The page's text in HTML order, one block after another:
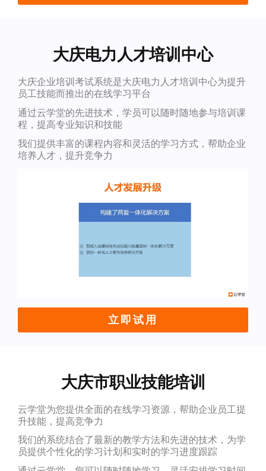
大庆电力人才培训中心
大庆企业培训考试系统是大庆电力人才培训中心为提升
员工技能而推出的在线学习平台
通过云学堂的先进技术，学员可以随时随地参与培训课
程，提高专业知识和技能
我们提供丰富的课程内容和灵活的学习方式，帮助企业
培养人才，提升竞争力
立即试用
大庆市职业技能培训
云学堂为您提供全面的在线学习资源，帮助企业员工提
升技能，提高竞争力
我们的系统结合了最新的教学方法和先进的技术，为学
员提供个性化的学习计划和实时的学习进度跟踪